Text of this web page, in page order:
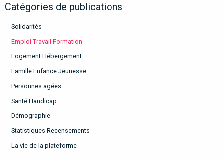
Catégories de publications
Solidarités
Emploi Travail Formation
Logement Hébergement
Famille Enfance Jeunesse
Personnes agées
Santé Handicap
Démographie
Statistiques Recensements
La vie de la plateforme